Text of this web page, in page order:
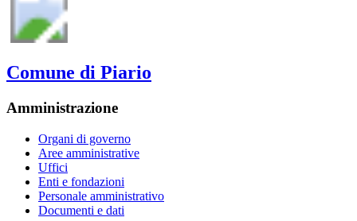
Comune di Piario
Amministrazione
Organi di governo
Aree amministrative
Uffici
Enti e fondazioni
Personale amministrativo
Documenti e dati